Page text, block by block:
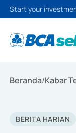
Start your
Beranda/Kabar
BERITA HARIAN